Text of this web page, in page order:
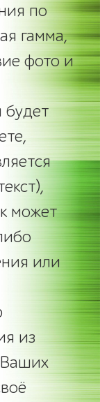
по
гамма,
фото и
будет
может
или
из
Ваших